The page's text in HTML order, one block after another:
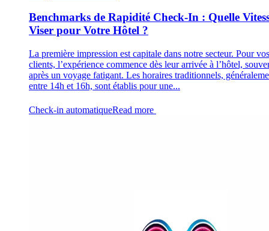
Benchmarks de Rapidité Check-In : Quelle
Viser pour Votre Hôtel ?
La première impression est capitale dans notre secteur. Pour vos
clients, l’expérience commence dès leur arrivée à l’hôtel,
après un voyage fatigant. Les horaires traditionnels,
entre 14h et 16h, sont établis pour une...
Check-in automatiqueRead more